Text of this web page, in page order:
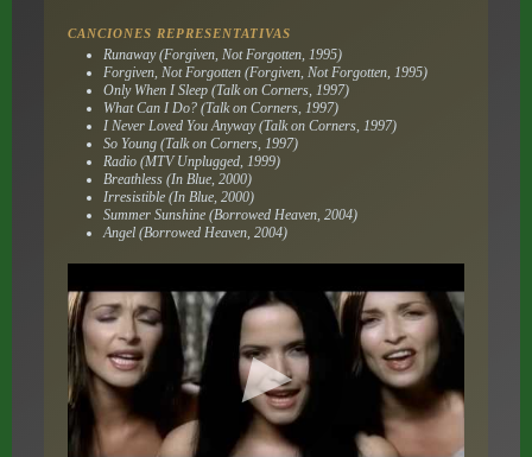
CANCIONES REPRESENTATIVAS
Runaway (Forgiven, Not Forgotten, 1995)
Forgiven, Not Forgotten (Forgiven, Not Forgotten, 1995)
Only When I Sleep (Talk on Corners, 1997)
What Can I Do? (Talk on Corners, 1997)
I Never Loved You Anyway (Talk on Corners, 1997)
So Young (Talk on Corners, 1997)
Radio (MTV Unplugged, 1999)
Breathless (In Blue, 2000)
Irresistible (In Blue, 2000)
Summer Sunshine (Borrowed Heaven, 2004)
Angel (Borrowed Heaven, 2004)